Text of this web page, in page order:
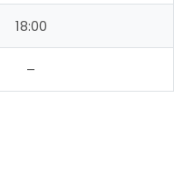
18:00
–